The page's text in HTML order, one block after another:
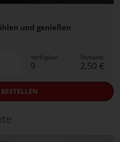
und genießen
Verfügbar:
9
Versand:
2,50 €